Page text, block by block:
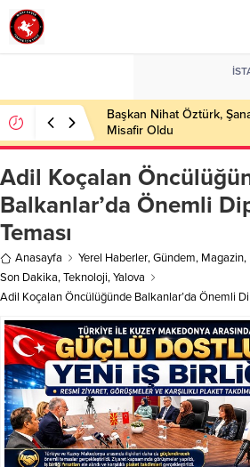
Başkan Nihat Öztürk,
Misafir Oldu
Adil Koçalan
Balkanlar’da Önemli
Teması
Anasayfa Yerel Haberler,Gündem, Magazin,
Son Dakika,Teknoloji,Yalova
Adil Koçalan Öncülüğünde Balkanlar’da Önemli